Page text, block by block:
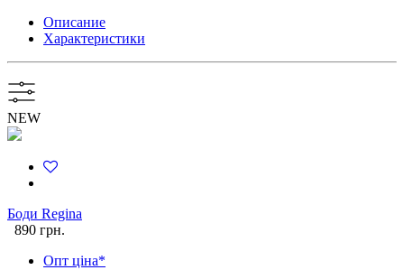
Описание
Характеристики
NEW
Боди Regina
890 грн.
Опт ціна*